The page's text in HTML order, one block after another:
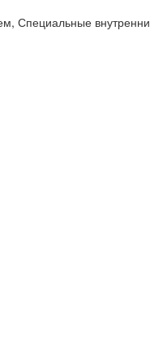
Специальные